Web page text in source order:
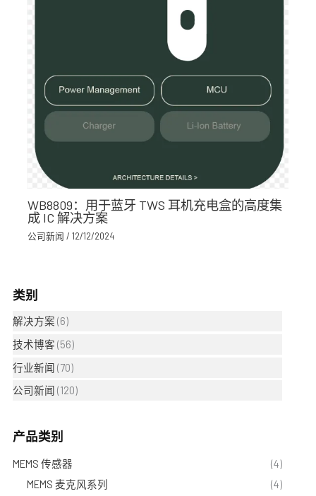
WB8809：用于蓝牙 TWS 耳机充电盒的高度集
成 IC 解决方案
公司新闻 /12/12/2024
类别
解决方案 (6)
技术博客 (56)
行业新闻 (70)
公司新闻 (120)
产品类别
MEMS 传感器
(4)
MEMS 麦克风系列
(4)